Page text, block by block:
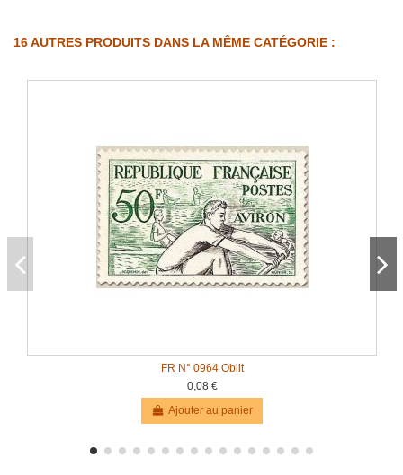
16 AUTRES PRODUITS DANS LA MÊME CATÉGORIE :
FR N° 0964 Oblit
0,08 €
Ajouter au panier